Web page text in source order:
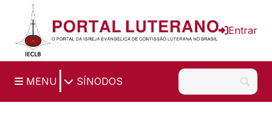
Ir para o conteúdo principal
Entrar
MENU SÍNODOS